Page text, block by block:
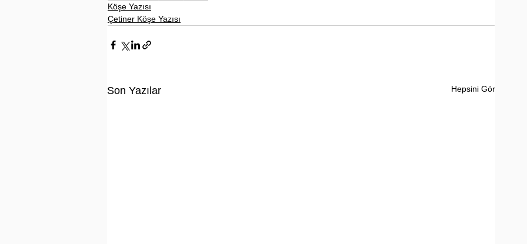
Köşe Yazısı
Çetiner Köşe Yazısı
Son Yazılar Hepsini Gör